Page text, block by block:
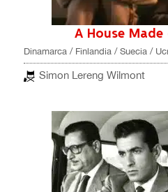
A House
Dinamarca / Finlandia / Suecia /
Simon Lereng Wilmont